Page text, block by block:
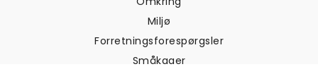
Miljø
Forretningsforespørgsler
Småkager